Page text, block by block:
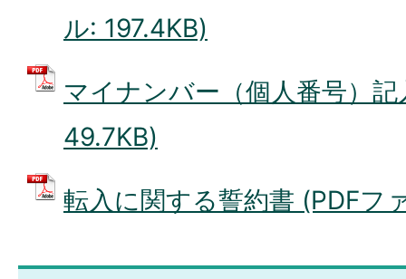
ル: 197.4KB)
マイナンバー（個人番号）
49.7KB)
転入に関する誓約書 (PDFフ